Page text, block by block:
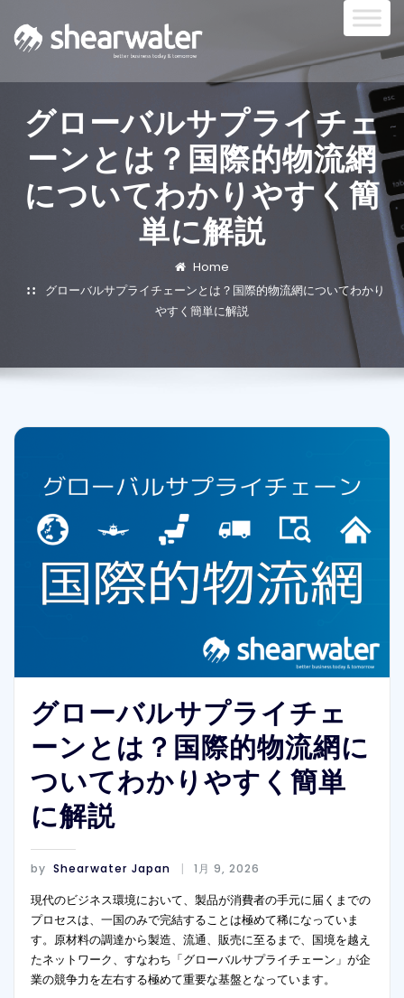
グローバルサプライチェ
ーンとは？国際的物流網
についてわかりやすく簡
単に解説
Home
グローバルサプライチェーンとは？国際的物流網についてわかり
やすく簡単に解説
グローバルサプライチェ
ーンとは？国際的物流網に
ついてわかりやすく簡単
に解説
by Shearwater Japan 1月 9, 2026
現代のビジネス環境において、製品が消費者の手元に届くまでの
プロセスは、一国のみで完結することは極めて稀になっていま
す。原材料の調達から製造、流通、販売に至るまで、国境を越え
たネットワーク、すなわち「グローバルサプライチェーン」が企
業の競争力を左右する極めて重要な基盤となっています。